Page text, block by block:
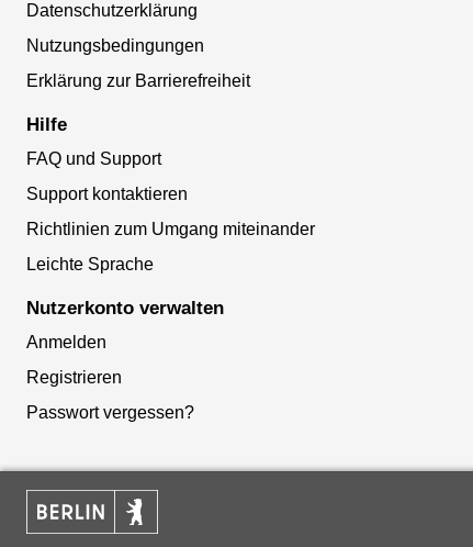
Datenschutzerklärung
Nutzungsbedingungen
Erklärung zur Barrierefreiheit
Hilfe
FAQ und Support
Support kontaktieren
Richtlinien zum Umgang miteinander
Leichte Sprache
Nutzerkonto verwalten
Anmelden
Registrieren
Passwort vergessen?